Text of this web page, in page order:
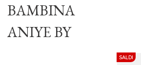
BAMBINA
ANIYE BY
SALDI